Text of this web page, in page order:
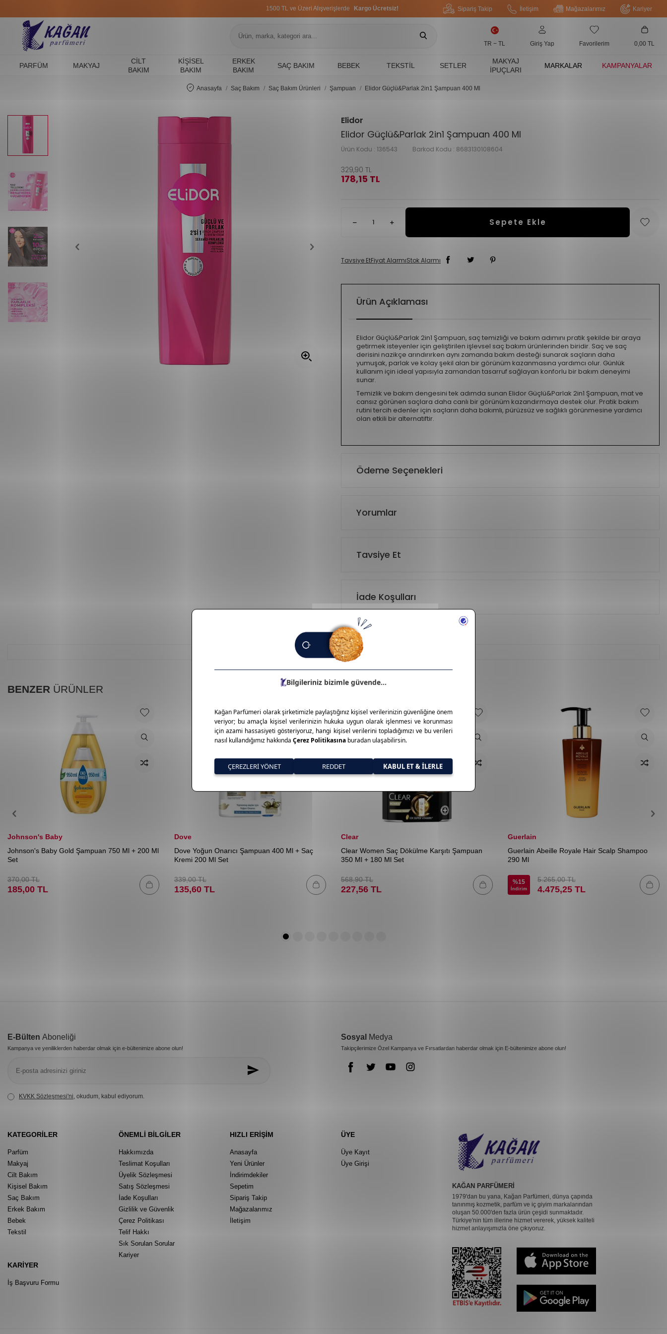
1500 TL ve Üzeri Alışverişlerde Kargo Ücretsiz! Sipariş Takip İletişim Mağazalarımız Kariyer
TR − TL Giriş Yap Favorilerim 0,00 TL
PARFÜM MAKYAJ
CILT
BAKIM
KIŞISEL
BAKIM
ERKEK
BAKIM
SAÇ BAKIM BEBEK TEKSTIL SETLER
MAKYAJ
İPUÇLARI
MARKALAR KAMPANYALAR
Anasayfa Saç Bakım Saç Bakım Ürünleri Şampuan Elidor Güçlü&Parlak 2in1 Şampuan 400 Ml
Elidor
Elidor Güçlü&Parlak 2in1 Şampuan 400 Ml
Ürün Kodu : 136543 Barkod Kodu : 8683130108604
329,90 TL
178,15 TL
Sepete Ekle
Tavsiye EtFiyat AlarmıStok Alarmı
Ürün Açıklaması
Elidor Güçlü&Parlak 2in1 Şampuan, saç temizliği ve bakım adımını pratik şekilde bir araya
getirmek isteyenler için geliştirilen işlevsel saç bakım ürünlerinden biridir. Saç ve saç
derisini nazikçe arındırırken aynı zamanda bakım desteği sunarak saçların daha
yumuşak, parlak ve kolay şekil alan bir görünüm kazanmasına yardımcı olur. Günlük
kullanım için ideal yapısıyla zamandan tasarruf sağlayan konforlu bir bakım deneyimi
sunar.
Temizlik ve bakım dengesini tek adımda sunan Elidor Güçlü&Parlak 2in1 Şampuan, mat ve
cansız görünen saçlara daha canlı bir görünüm kazandırmaya destek olur. Pratik bakım
rutini tercih edenler için saçların daha bakımlı, pürüzsüz ve sağlıklı görünmesine yardımcı
olan etkili bir alternatiftir.
Ödeme Seçenekleri
Yorumlar
Tavsiye Et
İade Koşulları
BENZER ÜRÜNLER
Johnson's Baby
Johnson's Baby Gold Şampuan 750 Ml + 200 Ml
Set
370,00TL
185,00 TL
Dove
Dove Yoğun Onarıcı Şampuan 400 Ml + Saç
Kremi 200 Ml Set
339,00TL
135,60 TL
Clear
Clear Women Saç Dökülme Karşıtı Şampuan
350 Ml + 180 Ml Set
568,90TL
227,56 TL
Guerlain
Guerlain Abeille Royale Hair Scalp Shampoo
290 Ml
%15
İndirim
5.265,00TL
4.475,25 TL
E-Bülten Aboneliği
Kampanya ve yeniliklerden haberdar olmak için e-bültenimize abone olun!
KVKK Sözleşmesi'ni , okudum, kabul ediyorum.
Sosyal Medya
Takipçilerimize Özel Kampanya ve Fırsatlardan haberdar olmak için E-bültenimize abone olun!
KATEGORILER
Parfüm
Makyaj
Cilt Bakım
Kişisel Bakım
Saç Bakım
Erkek Bakım
Bebek
Tekstil
ÖNEMLI BILGILER
Hakkımızda
Teslimat Koşulları
Üyelik Sözleşmesi
Satış Sözleşmesi
İade Koşulları
Gizlilik ve Güvenlik
Çerez Politikası
Telif Hakkı
Sık Sorulan Sorular
Kariyer
HIZLI ERIŞIM
Anasayfa
Yeni Ürünler
İndirimdekiler
Sepetim
Sipariş Takip
Mağazalarımız
İletişim
ÜYE
Üye Kayıt
Üye Girişi
KARIYER
İş Başvuru Formu
KAĞAN PARFÜMERİ
1979'dan bu yana, Kağan Parfümeri, dünya çapında
tanınmış kozmetik, parfüm ve iç giyim markalarından
oluşan 50.000'den fazla ürün çeşidi sunmaktadır.
Türkiye'nin tüm illerine hizmet vererek, yüksek kaliteli
hizmet anlayışımızla öne çıkıyoruz.